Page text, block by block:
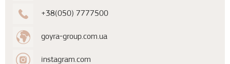
+38(050) 7777500
goyra-group.com.ua
instagram.com